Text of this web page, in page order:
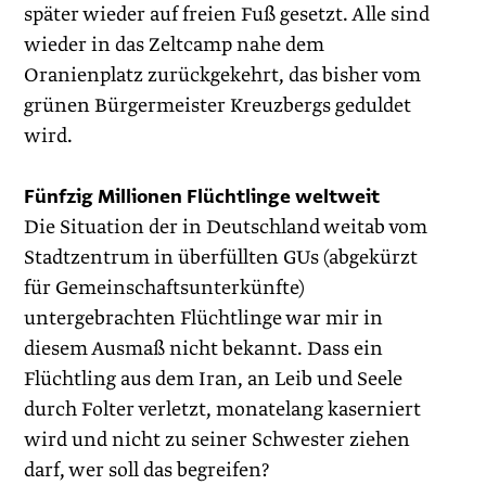
später wieder auf freien Fuß gesetzt. Alle sind
wieder in das Zeltcamp nahe dem
Oranienplatz zurückgekehrt, das bisher vom
grünen Bürgermeister Kreuzbergs geduldet
wird.
Fünfzig Millionen Flüchtlinge weltweit
Die Situation der in Deutschland weitab vom
Stadtzentrum in überfüllten GUs (abgekürzt
für Gemeinschaftsunterkünfte)
untergebrachten Flüchtlinge war mir in
diesem Ausmaß nicht bekannt. Dass ein
Flüchtling aus dem Iran, an Leib und Seele
durch Folter verletzt, monatelang kaserniert
wird und nicht zu seiner Schwester ziehen
darf, wer soll das begreifen?